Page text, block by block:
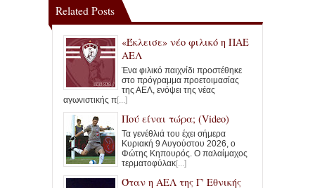
Related Posts
«Έκλεισε» νέο φιλικό η ΠΑΕ
ΑΕΛ
Ένα φιλικό παιχνίδι προστέθηκε
στο πρόγραμμα προετοιμασίας
της ΑΕΛ, ενόψει της νέας
αγωνιστικής π[...]
Πού είναι τώρα; (Video)
Τα γενέθλιά του έχει σήμερα
Κυριακή 9 Αυγούστου 2026, ο
Φώτης Κηπουρός. Ο παλαίμαχος
τερματοφύλακ[...]
Όταν η ΑΕΛ της Γ' Εθνικής